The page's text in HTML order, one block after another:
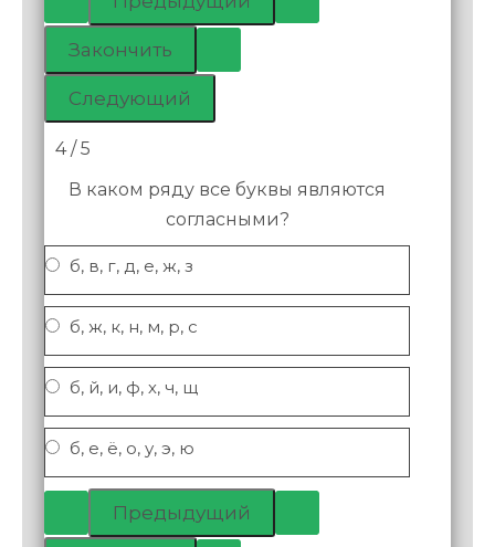
4 / 5
В каком ряду все буквы являются
согласными?
б, в, г, д, е, ж, з
б, ж, к, н, м, р, с
б, й, и, ф, х, ч, щ
б, е, ё, о, у, э, ю